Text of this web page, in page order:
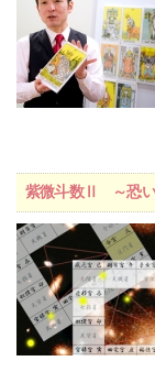
紫微斗数Ⅱ ～恐い